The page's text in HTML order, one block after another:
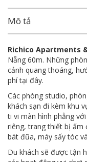
Mô tả
Richico Apartments
Nẵng 60m. Những
cảnh quang thoáng,
phí tại đây.
Các phòng studio,
khách sạn đi kèm khu
ti vi màn hình phẳng
riêng, trang thiết bị ấm
bát đũa, máy sấy tóc
Du khách sẽ được tận